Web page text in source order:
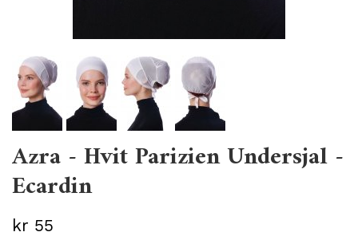
Azra - Hvit Parizien Undersjal -
Ecardin
kr 55